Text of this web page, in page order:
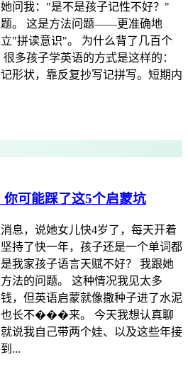
问我："是不是孩子记性不好？"
题。 这是方法问题——更准确地
"拼读意识"。 为什么背了几百个
多孩子学英语的方式是这样的：
形状，靠反复抄写记拼写。短期内
可能踩了这5个启蒙坑
息，说她女儿快4岁了，每天开着
持了快一年，孩子还是一个单词都
我家孩子语言天赋不好？ 我跟她
法的问题。 这种情况我见太多
，但英语启蒙就像撒种子进了水泥
长不���来。 今天我想认真聊
说我自己带两个娃、以及这些年接
...